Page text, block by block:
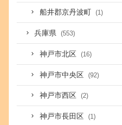
船井郡京丹波町 (1)
兵庫県 (553)
神戸市北区 (16)
神戸市中央区 (92)
神戸市西区 (2)
神戸市長田区 (1)